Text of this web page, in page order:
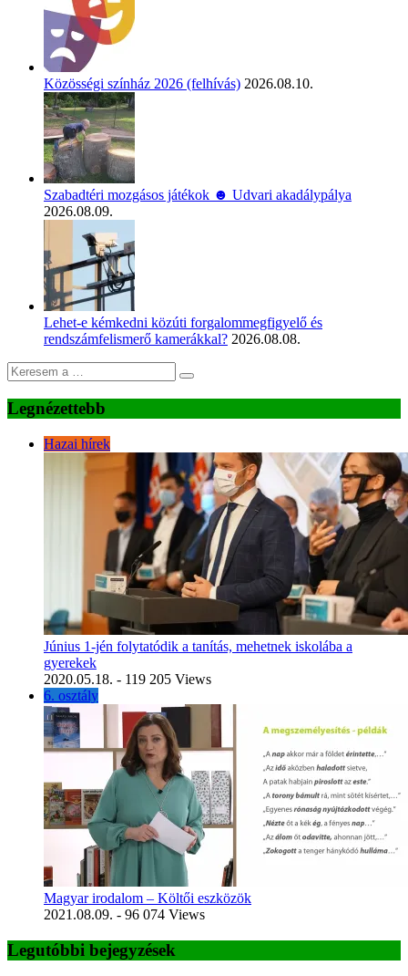
Közösségi színház 2026 (felhívás) 2026.08.10.
Szabadtéri mozgásos játékok ☻ Udvari akadálypálya
2026.08.09.
Lehet-e kémkedni közúti forgalommegfigyelő és
rendszámfelismerő kamerákkal? 2026.08.08.
Legnézettebb
Hazai hírek
Június 1-jén folytatódik a tanítás, mehetnek iskolába a
gyerekek
2020.05.18. - 119 205 Views
6. osztály
Magyar irodalom – Költői eszközök
2021.08.09. - 96 074 Views
Legutóbbi bejegyzések